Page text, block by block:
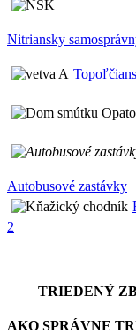
Nitriansky
Autobusové zastávky
2
TRIEDENÝ
AKO SPRÁVNE